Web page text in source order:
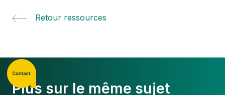
Retour ressources
Plus sur le même sujet